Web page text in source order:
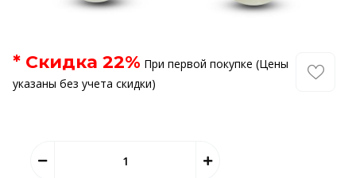
* Скидка 22% При первой покупке (Цены
указаны без учета скидки)